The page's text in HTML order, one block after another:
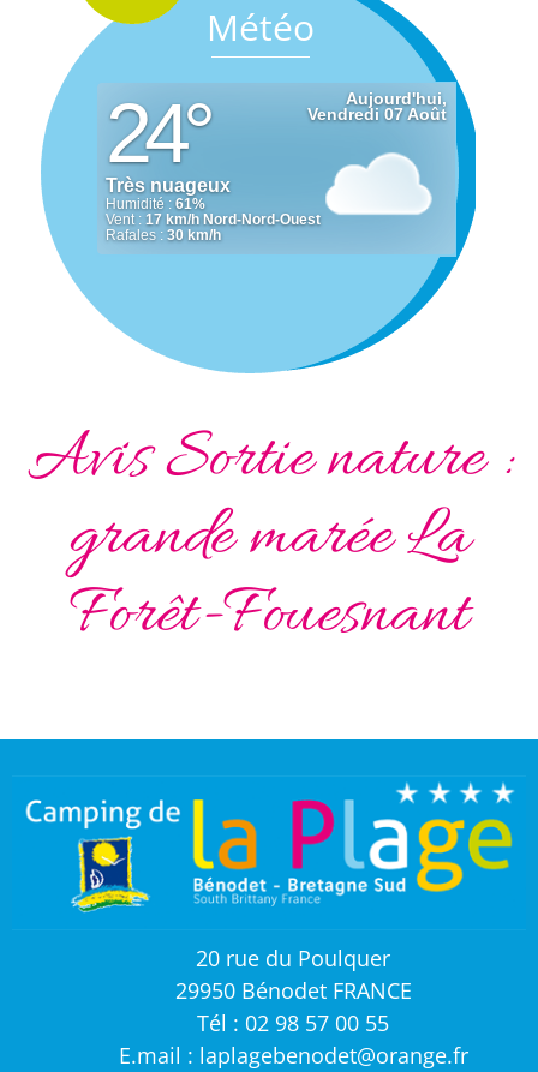
Météo
Avis Sortie nature :
grande marée La
Forêt-Fouesnant
20 rue du Poulquer
29950 Bénodet FRANCE
Tél : 02 98 57 00 55
E.mail : laplagebenodet@orange.fr